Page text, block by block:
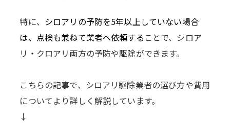
特に、 シロアリの予防を5年以上していない場合
は、点検も兼ねて業者へ依頼する ことで、シロア
リ・クロアリ両方の予防や駆除ができます。
こちらの記事で、シロアリ駆除業者の選び方や費用
についてより詳しく解説しています。
↓